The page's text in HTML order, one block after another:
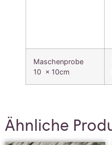
Maschenprobe
10 x 10cm
Ähnliche